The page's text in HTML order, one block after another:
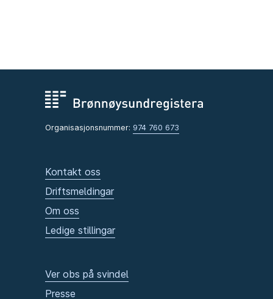
Organisasjonsnummer: 974 760 673
Kontakt oss
Driftsmeldingar
Om oss
Ledige stillingar
Ver obs på svindel
Presse